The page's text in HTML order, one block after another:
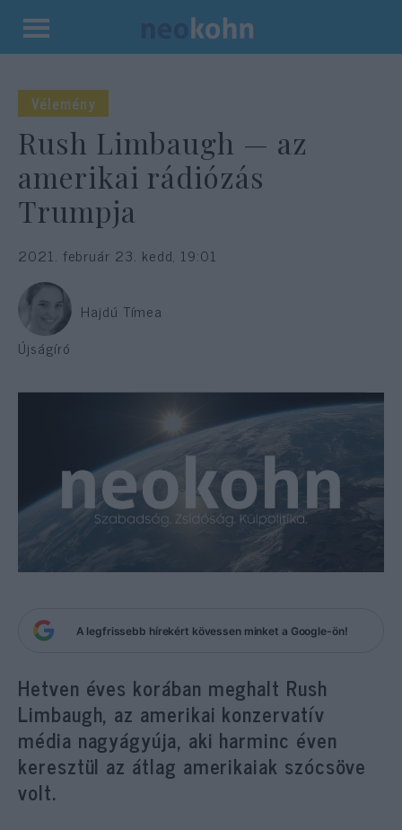
Kilépés
tartalomba
Vélemény
Rush Limbaugh — az
amerikai rádiózás
Trumpja
2021. február 23. kedd, 19:01
Hajdú Tímea
Újságíró
A legfrissebb hírekért kövessen minket a Google-ön!
Hetven éves korában meghalt Rush
Limbaugh, az amerikai konzervatív
média nagyágyúja, aki harminc éven
keresztül az átlag amerikaiak szócsöve
volt.